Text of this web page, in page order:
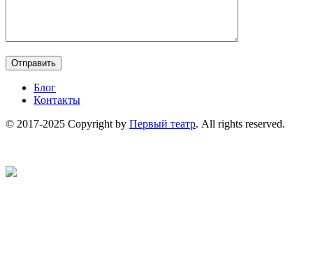
Блог
Контакты
© 2017-2025 Copyright by Первый театр. All rights reserved.